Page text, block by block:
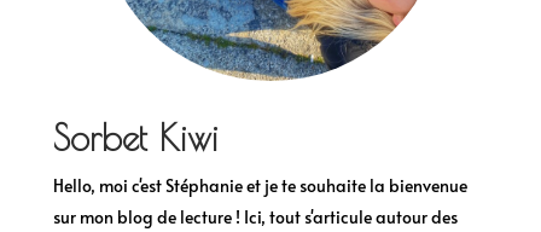
Sorbet Kiwi
Hello, moi c'est Stéphanie et je te souhaite la bienvenue
sur mon blog de lecture ! Ici, tout s'articule autour des